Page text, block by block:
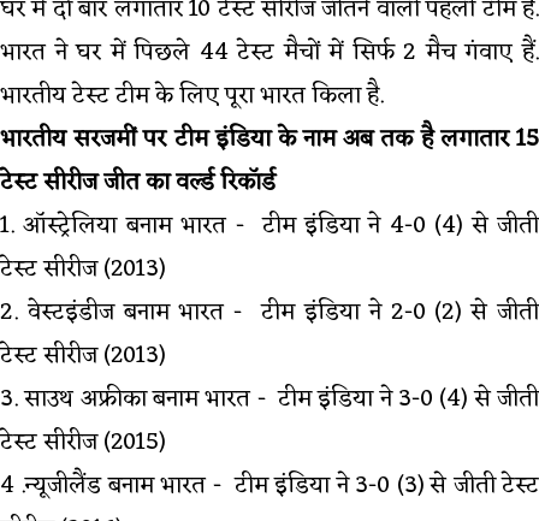
घर में दो बार लगातार 10 टेस्ट सीरीज जीतने वाली पहली टीम है.
भारत ने घर में पिछले 44 टेस्ट मैचों में सिर्फ 2 मैच गंवाए हैं.
भारतीय टेस्ट टीम के लिए पूरा भारत किला है.
भारतीय सरजमीं पर टीम इंडिया के नाम अब तक है लगातार 15
टेस्ट सीरीज जीत का वर्ल्ड रिकॉर्ड
1. ऑस्ट्रेलिया बनाम भारत - टीम इंडिया ने 4-0 (4) से जीती
टेस्ट सीरीज (2013)
2. वेस्टइंडीज बनाम भारत - टीम इंडिया ने 2-0 (2) से जीती
टेस्ट सीरीज (2013)
3. साउथ अफ्रीका बनाम भारत - टीम इंडिया ने 3-0 (4) से जीती
टेस्ट सीरीज (2015)
4 .न्यूजीलैंड बनाम भारत - टीम इंडिया ने 3-0 (3) से जीती टेस्ट